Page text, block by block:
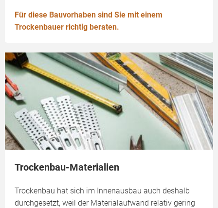
Für diese Bauvorhaben sind Sie mit einem
Trockenbauer richtig beraten.
Trockenbau-Materialien
Trockenbau hat sich im Innenausbau auch deshalb
durchgesetzt, weil der Materialaufwand relativ gering